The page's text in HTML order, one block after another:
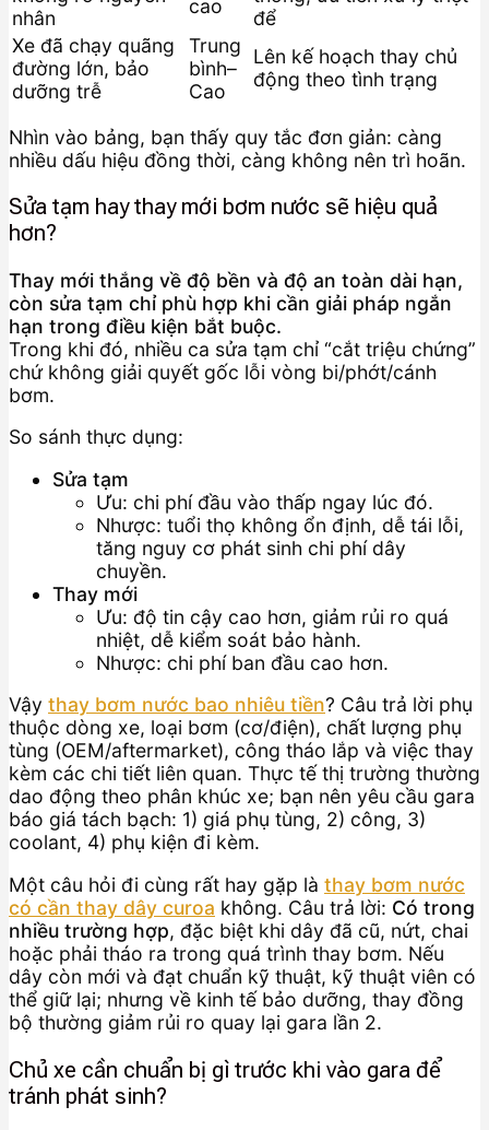
nhân
cao
để
Xe đã chạy quãng
đường lớn, bảo
dưỡng trễ
Trung
bình–
Cao
Lên kế hoạch thay chủ
động theo tình trạng
Nhìn vào bảng, bạn thấy quy tắc đơn giản: càng
nhiều dấu hiệu đồng thời, càng không nên trì hoãn.
Sửa tạm hay thay mới bơm nước sẽ hiệu quả
hơn?
Thay mới thắng về độ bền và độ an toàn dài hạn,
còn sửa tạm chỉ phù hợp khi cần giải pháp ngắn
hạn trong điều kiện bắt buộc.
Trong khi đó, nhiều ca sửa tạm chỉ “cắt triệu chứng”
chứ không giải quyết gốc lỗi vòng bi/phớt/cánh
bơm.
So sánh thực dụng:
Sửa tạm
Ưu: chi phí đầu vào thấp ngay lúc đó.
Nhược: tuổi thọ không ổn định, dễ tái lỗi,
tăng nguy cơ phát sinh chi phí dây
chuyền.
Thay mới
Ưu: độ tin cậy cao hơn, giảm rủi ro quá
nhiệt, dễ kiểm soát bảo hành.
Nhược: chi phí ban đầu cao hơn.
Vậy thay bơm nước bao nhiêu tiền? Câu trả lời phụ
thuộc dòng xe, loại bơm (cơ/điện), chất lượng phụ
tùng (OEM/aftermarket), công tháo lắp và việc thay
kèm các chi tiết liên quan. Thực tế thị trường thường
dao động theo phân khúc xe; bạn nên yêu cầu gara
báo giá tách bạch: 1) giá phụ tùng, 2) công, 3)
coolant, 4) phụ kiện đi kèm.
Một câu hỏi đi cùng rất hay gặp là thay bơm nước
có cần thay dây curoa không. Câu trả lời: Có trong
nhiều trường hợp, đặc biệt khi dây đã cũ, nứt, chai
hoặc phải tháo ra trong quá trình thay bơm. Nếu
dây còn mới và đạt chuẩn kỹ thuật, kỹ thuật viên có
thể giữ lại; nhưng về kinh tế bảo dưỡng, thay đồng
bộ thường giảm rủi ro quay lại gara lần 2.
Chủ xe cần chuẩn bị gì trước khi vào gara để
tránh phát sinh?